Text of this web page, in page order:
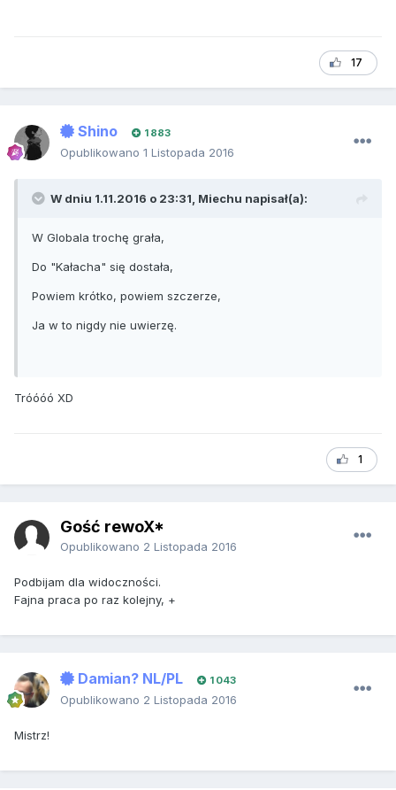
17
Shino 1 883
Opublikowano 1 Listopada 2016
W dniu 1.11.2016 o 23:31, Miechu napisał(a):
W Globala trochę grała,
Do "Kałacha" się dostała,
Powiem krótko, powiem szczerze,
Ja w to nigdy nie uwierzę.
Tróóóó XD
1
Gość rewoX*
Opublikowano 2 Listopada 2016
Podbijam dla widoczności.
Fajna praca po raz kolejny, +
Damian? NL/PL 1 043
Opublikowano 2 Listopada 2016
Mistrz!